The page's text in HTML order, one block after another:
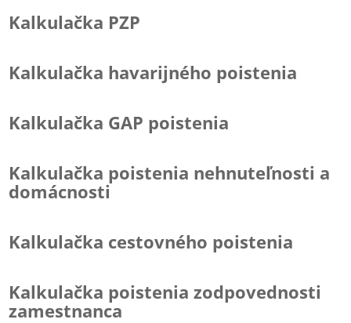
Kalkulačka PZP
Kalkulačka havarijného poistenia
Kalkulačka GAP poistenia
Kalkulačka poistenia nehnuteľnosti a
domácnosti
Kalkulačka cestovného poistenia
Kalkulačka poistenia zodpovednosti
zamestnanca